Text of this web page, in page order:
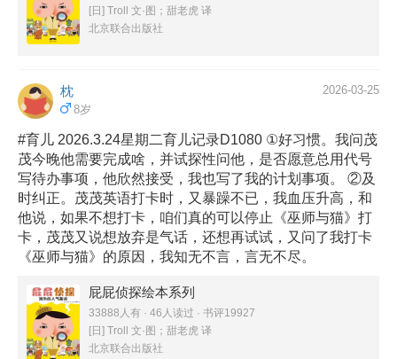
[日] Troll 文·图；甜老虎 译
北京联合出版社
枕
8岁
2026-03-25
#育儿 2026.3.24星期二育儿记录D1080 ①好习惯。我问茂
茂今晚他需要完成啥，并试探性问他，是否愿意总用代号
写待办事项，他欣然接受，我也写了我的计划事项。 ②及
时纠正。茂茂英语打卡时，又暴躁不已，我血压升高，和
他说，如果不想打卡，咱们真的可以停止《巫师与猫》打
卡，茂茂又说想放弃是气话，还想再试试，又问了我打卡
《巫师与猫》的原因，我知无不言，言无不尽。
屁屁侦探绘本系列
33888人有 · 46人读过 · 书评19927
[日] Troll 文·图；甜老虎 译
北京联合出版社